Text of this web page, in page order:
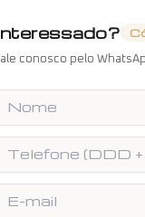
conosco pelo
mail